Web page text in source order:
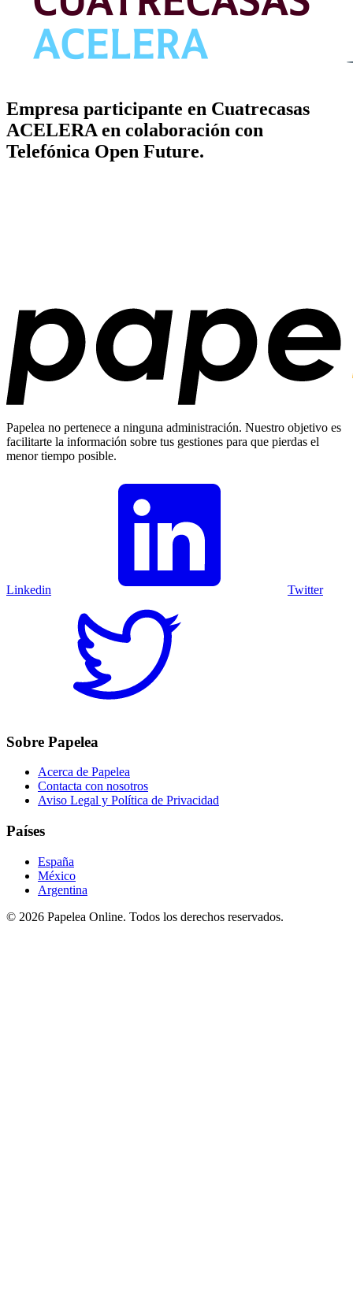
Empresa participante en Cuatrecasas
ACELERA en colaboración con
Telefónica Open Future.
Papelea no pertenece a ninguna administración. Nuestro objetivo es
facilitarte la información sobre tus gestiones para que pierdas el
menor tiempo posible.
Linkedin Twitter
Sobre Papelea
Acerca de Papelea
Contacta con nosotros
Aviso Legal y Política de Privacidad
Países
España
México
Argentina
© 2026 Papelea Online. Todos los derechos reservados.